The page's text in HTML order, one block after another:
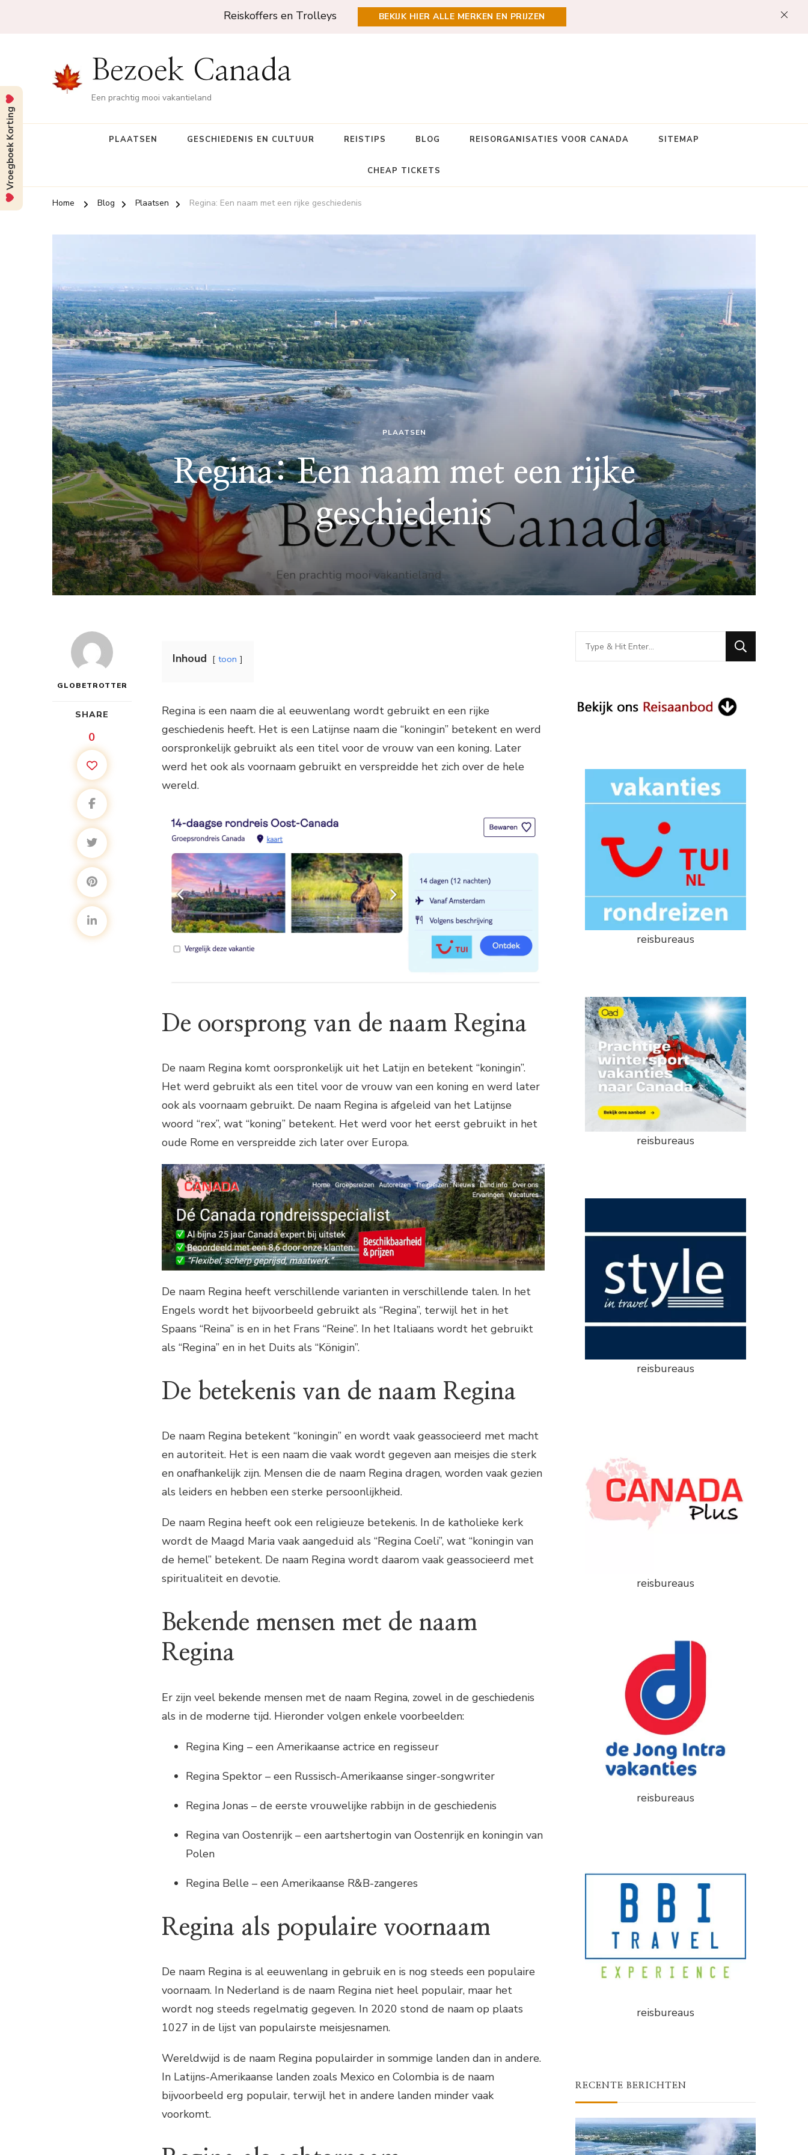
Reiskoffers en Trolleys BEKIJK HIER ALLE MERKEN EN PRIJZEN
Bezoek Canada
Een prachtig mooi vakantieland
PLAATSEN GESCHIEDENIS EN CULTUUR REISTIPS BLOG REISORGANISATIES VOOR CANADA SITEMAP
CHEAP TICKETS
Home Blog Plaatsen Regina: Een naam met een rijke geschiedenis
PLAATSEN
Regina: Een naam met een rijke
geschiedenis
GLOBETROTTER
SHARE
0
Inhoud toon
Regina is een naam die al eeuwenlang wordt gebruikt en een rijke
geschiedenis heeft. Het is een Latijnse naam die “koningin” betekent en werd
oorspronkelijk gebruikt als een titel voor de vrouw van een koning. Later
werd het ook als voornaam gebruikt en verspreidde het zich over de hele
wereld.
De oorsprong van de naam Regina
De naam Regina komt oorspronkelijk uit het Latijn en betekent “koningin”.
Het werd gebruikt als een titel voor de vrouw van een koning en werd later
ook als voornaam gebruikt. De naam Regina is afgeleid van het Latijnse
woord “rex”, wat “koning” betekent. Het werd voor het eerst gebruikt in het
oude Rome en verspreidde zich later over Europa.
De naam Regina heeft verschillende varianten in verschillende talen. In het
Engels wordt het bijvoorbeeld gebruikt als “Regina”, terwijl het in het
Spaans “Reina” is en in het Frans “Reine”. In het Italiaans wordt het gebruikt
als “Regina” en in het Duits als “Königin”.
De betekenis van de naam Regina
De naam Regina betekent “koningin” en wordt vaak geassocieerd met macht
en autoriteit. Het is een naam die vaak wordt gegeven aan meisjes die sterk
en onafhankelijk zijn. Mensen die de naam Regina dragen, worden vaak gezien
als leiders en hebben een sterke persoonlijkheid.
De naam Regina heeft ook een religieuze betekenis. In de katholieke kerk
wordt de Maagd Maria vaak aangeduid als “Regina Coeli”, wat “koningin van
de hemel” betekent. De naam Regina wordt daarom vaak geassocieerd met
spiritualiteit en devotie.
Bekende mensen met de naam
Regina
Er zijn veel bekende mensen met de naam Regina, zowel in de geschiedenis
als in de moderne tijd. Hieronder volgen enkele voorbeelden:
Regina King – een Amerikaanse actrice en regisseur
Regina Spektor – een Russisch-Amerikaanse singer-songwriter
Regina Jonas – de eerste vrouwelijke rabbijn in de geschiedenis
Regina van Oostenrijk – een aartshertogin van Oostenrijk en koningin van
Polen
Regina Belle – een Amerikaanse R&B-zangeres
Regina als populaire voornaam
De naam Regina is al eeuwenlang in gebruik en is nog steeds een populaire
voornaam. In Nederland is de naam Regina niet heel populair, maar het
wordt nog steeds regelmatig gegeven. In 2020 stond de naam op plaats
1027 in de lijst van populairste meisjesnamen.
Wereldwijd is de naam Regina populairder in sommige landen dan in andere.
In Latijns-Amerikaanse landen zoals Mexico en Colombia is de naam
bijvoorbeeld erg populair, terwijl het in andere landen minder vaak
voorkomt.
Looking
for
reisbureaus
reisbureaus
reisbureaus
reisbureaus
reisbureaus
reisbureaus
RECENTE BERICHTEN
Vroegboek Korting